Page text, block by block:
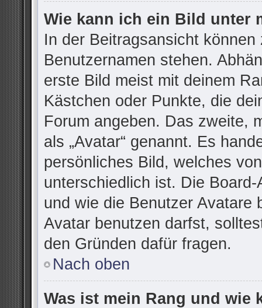
Wie kann ich ein Bild unter
In der Beitragsansicht
Benutzernamen stehen.
erste Bild meist mit deinem
Kästchen oder Punkte, die
Forum angeben. Das zweite,
als „Avatar“ genannt. Es
persönliches Bild, welches
unterschiedlich ist. Die
und wie die Benutzer Avatare
Avatar benutzen darfst,
den Gründen dafür fragen.
Nach oben
Was ist mein Rang und wie